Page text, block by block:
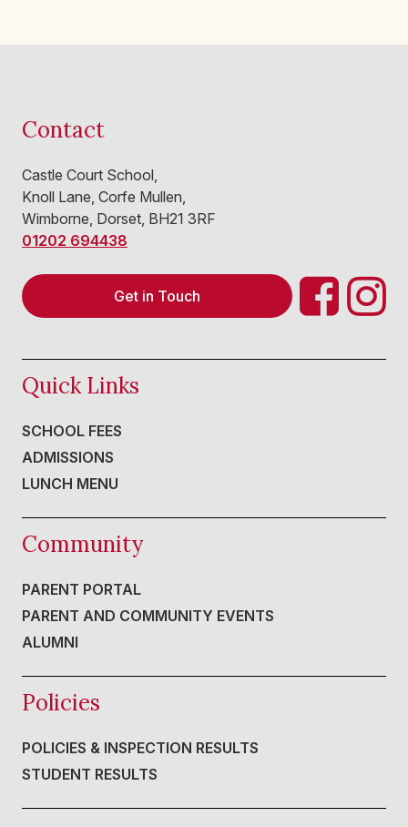
Contact
Castle Court School,
Knoll Lane, Corfe Mullen,
Wimborne, Dorset, BH21 3RF
01202 694438
Get in Touch
Quick Links
SCHOOL FEES
ADMISSIONS
LUNCH MENU
Community
PARENT PORTAL
PARENT AND COMMUNITY EVENTS
ALUMNI
Policies
POLICIES & INSPECTION RESULTS
STUDENT RESULTS